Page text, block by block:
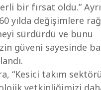
bir fırsat oldu.”
yılda değişimlere
sürdürdü ve bunu
güveni sayesinde
“Kesici takım
yetkinliğimizi